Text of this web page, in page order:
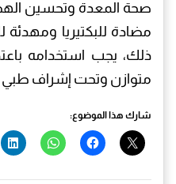
صحة المعدة وتحسين
مضادة للبكتيريا
ذلك، يجب استخدامه
متوازن وتحت إشراف طبي
شارك هذا الموضوع: